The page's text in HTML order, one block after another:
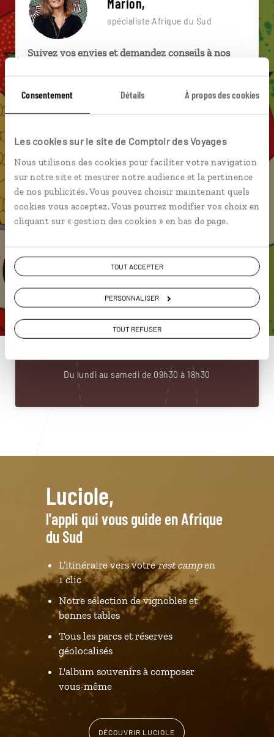
Consentement Détails À propos des cookies
Les cookies sur le site de Comptoir des Voyages
Nous utilisons des cookies pour faciliter votre navigation
sur notre site et mesurer notre audience et la pertinence
de nos publicités. Vous pouvez choisir maintenant quels
cookies vous acceptez. Vous pourrez modifier vos choix en
cliquant sur « gestion des cookies » en bas de page.
TOUT ACCEPTER
PERSONNALISER
TOUT REFUSER
spécialiste Afrique du Sud
Suivez vos envies et demandez conseils à nos
Ils sauront organiser votre itinéraire au plus
connectés en agence, mais aussi par email ou
téléphone.
Vous gardez le même interlocuteur avant,
pendant et après votre voyage.
DEMANDER UN DEVIS
ou
Construisez votre voyage avec un spécialiste Afrique
du Sud
01 53 10 97 61
Du lundi au samedi de 09h30 à 18h30
Luciole,
l'appli qui vous guide en Afrique
du Sud
L’itinéraire vers votrerest campen
1 clic
Notre sélection de vignobles et
bonnes tables
Tous les parcs et réserves
géolocalisés
L'album souvenirs à composer
vous-même
DÉCOUVRIR LUCIOLE